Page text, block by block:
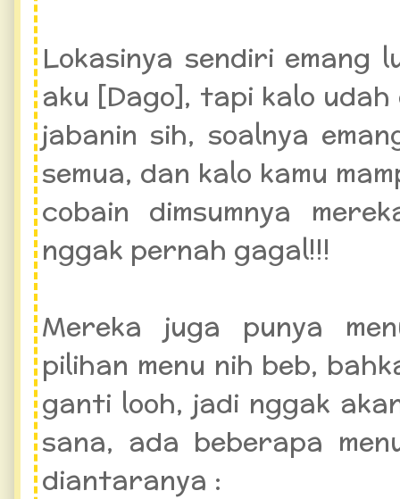
Lokasinya sendiri emang
aku [Dago], tapi kalo
jabanin sih, soalnya
semua, dan kalo kamu
cobain dimsumnya
nggak pernah gagal!!!
Mereka juga punya
pilihan menu nih beb,
ganti looh, jadi nggak
sana, ada beberapa
diantaranya :